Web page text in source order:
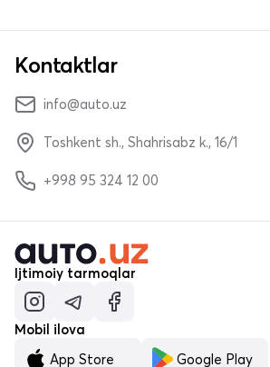
Kontaktlar
info@auto.uz
Toshkent sh., Shahrisabz k., 16/1
+998 95 324 12 00
Ijtimoiy tarmoqlar
Mobil ilova
App Store
Google Play